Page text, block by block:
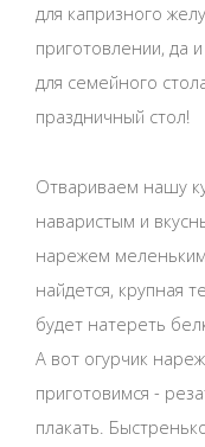
для капризного
приготовлении, да
для семейного
праздничный стол!
Отвариваем нашу
наваристым и
нарежем
найдется, крупная
будет натереть
А вот огурчик
приготовимся -
плакать.